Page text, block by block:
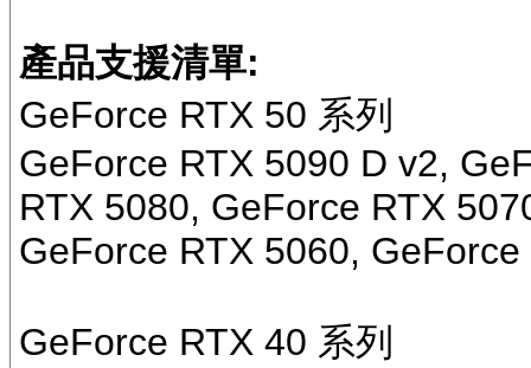
產品支援清單:
GeForce RTX 50 系列
GeForce RTX 5090 D v2,
RTX 5080, GeForce RTX
GeForce RTX 5060,
GeForce RTX 40 系列